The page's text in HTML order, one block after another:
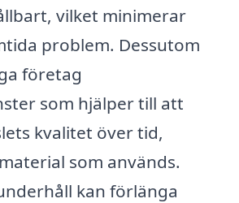
vilket minimerar
problem. Dessutom
företag
som hjälper till att
kvalitet över tid,
som används.
kan förlänga